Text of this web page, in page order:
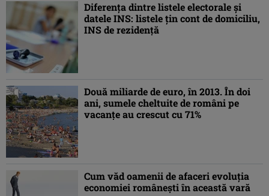
Diferenţa dintre listele electorale şi
datele INS: listele ţin cont de domiciliu,
INS de rezidenţă
Două miliarde de euro, în 2013. În doi
ani, sumele cheltuite de români pe
vacanţe au crescut cu 71%
Cum văd oamenii de afaceri evoluţia
economiei româneşti în această vară